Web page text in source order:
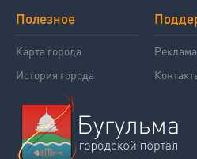
Полезное
Карта города
История города
Реклама